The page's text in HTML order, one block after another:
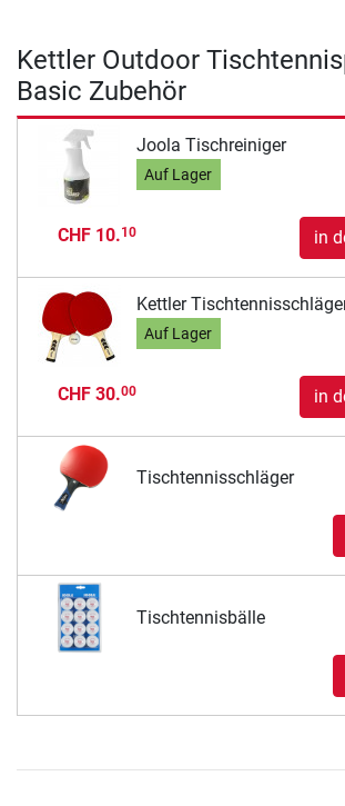
Kettler Outdoor
Basic Zubehör
Joola Tischreiniger
Auf Lager
CHF 10.10 in
Kettler
Auf Lager
CHF 30.00 in
Tischtennisschläger
Tischtennisbälle